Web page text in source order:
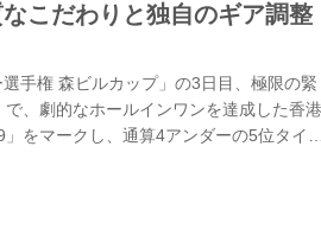
こだわりと独自のギア調整
手権 森ビルカップ」の3日目、極限の緊
、劇的なホールインワンを達成した香港
をマークし、通算4アンダーの5位タイへ
戦直後の練習場で直撃した。手にはホー
ルが見せたのは、自身で考え、実践しな